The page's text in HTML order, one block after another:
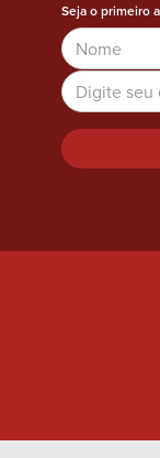
Seja o primeiro
Name
Email
Address